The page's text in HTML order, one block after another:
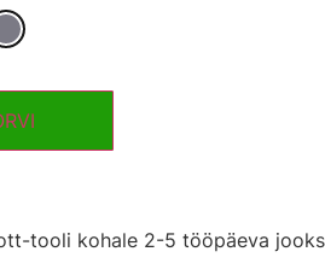
tooli kohale 2-5 tööpäeva